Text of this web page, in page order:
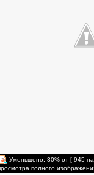
Уменьшено: 30% от [ 945
полного